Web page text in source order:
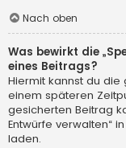
Nach oben
Was bewirkt die
eines Beitrags?
Hiermit kannst du die
einem späteren
gesicherten Beitrag
Entwürfe verwalten“
laden.